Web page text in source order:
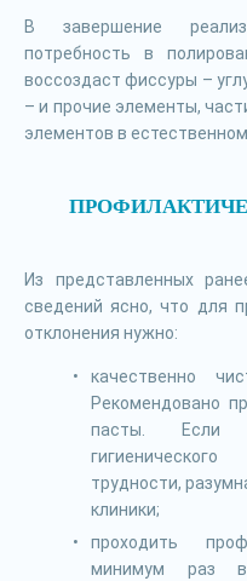
В завершение
потребность в
воссоздаст фиссуры –
– и прочие элементы,
элементов в
Из представленных
сведений ясно, что для
отклонения нужно:
качественно
Рекомендовано
пасты. Если
трудности,
клиники;
проходить
минимум раз